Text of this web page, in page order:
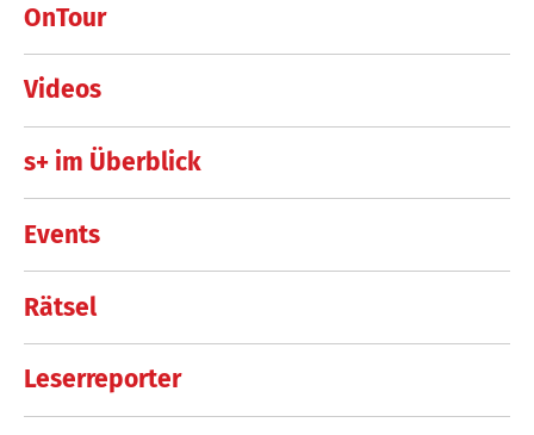
OnTour
Videos
s+ im Überblick
Events
Rätsel
Leserreporter